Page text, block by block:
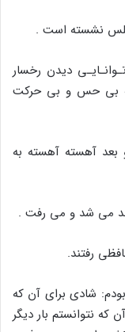
نشسته است .
دیدن رخسار
بى حس و بى حرکت
بعد آهسته آهسته به
مى شد و مى رفت .
رفتند.
شادى براى آن که
که نتوانستم بار دیگر